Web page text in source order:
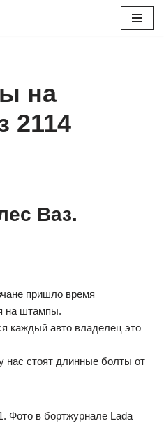
на
2114
Ваз.
пришло время
на штампы.
каждый авто владелец это
нас стоят длинные болты от